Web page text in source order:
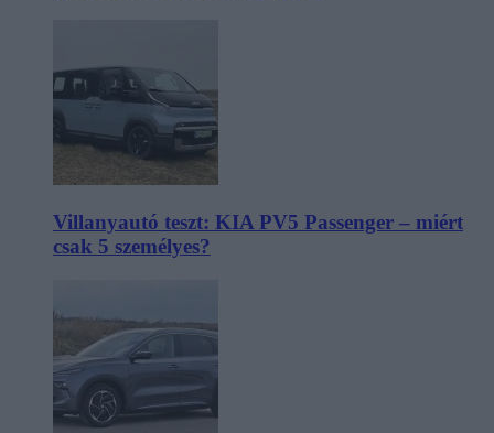
Villanyautó teszt: KIA PV5 Passenger – miért
csak 5 személyes?